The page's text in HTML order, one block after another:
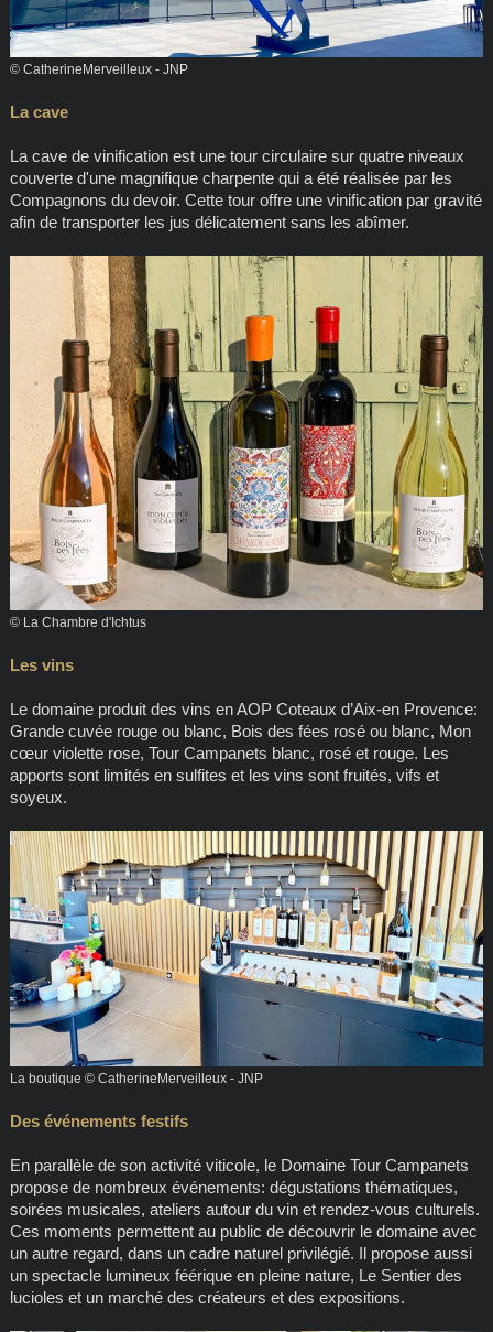
© CatherineMerveilleux - JNP
La cave
La cave de vinification est une tour circulaire sur quatre niveaux
couverte d'une magnifique charpente qui a été réalisée par les
Compagnons du devoir. Cette tour offre une vinification par gravité
afin de transporter les jus délicatement sans les abîmer.
© La Chambre d'Ichtus
Les vins
Le domaine produit des vins en AOP Coteaux d’Aix-en Provence:
Grande cuvée rouge ou blanc, Bois des fées rosé ou blanc, Mon
cœur violette rose, Tour Campanets blanc, rosé et rouge. Les
apports sont limités en sulfites et les vins sont fruités, vifs et
soyeux.
La boutique © CatherineMerveilleux - JNP
Des événements festifs
En parallèle de son activité viticole, le Domaine Tour Campanets
propose de nombreux événements: dégustations thématiques,
soirées musicales, ateliers autour du vin et rendez-vous culturels.
Ces moments permettent au public de découvrir le domaine avec
un autre regard, dans un cadre naturel privilégié. Il propose aussi
un spectacle lumineux féérique en pleine nature, Le Sentier des
lucioles et un marché des créateurs et des expositions.